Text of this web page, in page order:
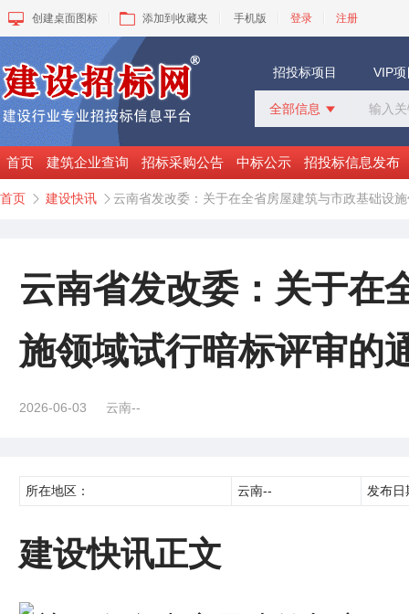
创建桌面图标 添加到收藏夹 手机版 登录 注册
招投标项目 VIP
全部信息 
招标采购
中标公示
变更公告
询价采购
谈判采购
首页 建筑企业查询 招标采购公告 中标公示 招投标信息发布
首页  建设快讯  云南省发改委：关于在全省房屋建筑与市政基础设
云南省发改委：关于在
施领域试行暗标评审的
2026-06-03 云南--
所在地区： 云南-- 发布日
建设快讯正文